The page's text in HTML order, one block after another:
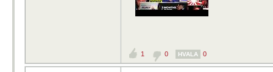
1 0 HVALA 0